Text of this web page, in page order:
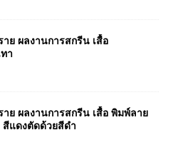
าย ผลงานการสกรีน เสื้อ
า
าย ผลงานการสกรีน เสื้อ พิมพ์ลาย
สีแดงตัดด้วยสีดำ